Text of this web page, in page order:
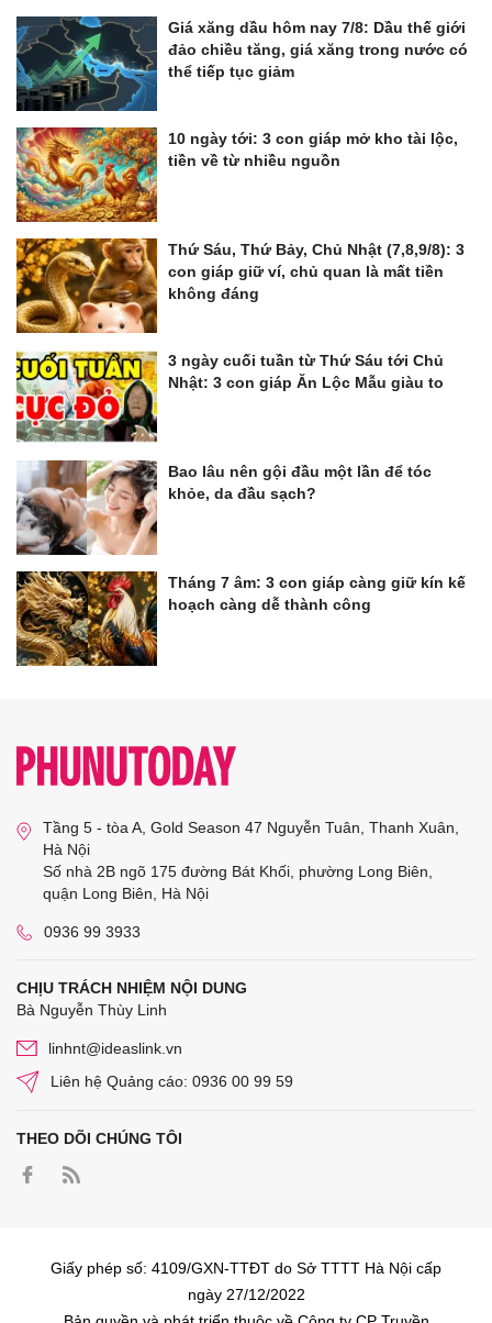
Giá xăng dầu hôm nay 7/8: Dầu thế giới
đảo chiều tăng, giá xăng trong nước có
thể tiếp tục giảm
10 ngày tới: 3 con giáp mở kho tài lộc,
tiền về từ nhiều nguồn
Thứ Sáu, Thứ Bảy, Chủ Nhật (7,8,9/8): 3
con giáp giữ ví, chủ quan là mất tiền
không đáng
3 ngày cuối tuần từ Thứ Sáu tới Chủ
Nhật: 3 con giáp Ăn Lộc Mẫu giàu to
Bao lâu nên gội đầu một lần để tóc
khỏe, da đầu sạch?
Tháng 7 âm: 3 con giáp càng giữ kín kế
hoạch càng dễ thành công
Tầng 5 - tòa A, Gold Season 47 Nguyễn Tuân, Thanh Xuân,
Hà Nội
Số nhà 2B ngõ 175 đường Bát Khối, phường Long Biên,
quận Long Biên, Hà Nội
0936 99 3933
CHỊU TRÁCH NHIỆM NỘI DUNG
Bà Nguyễn Thùy Linh
linhnt@ideaslink.vn
Liên hệ Quảng cáo: 0936 00 99 59
THEO DÕI CHÚNG TÔI
Giấy phép số: 4109/GXN-TTĐT do Sở TTTT Hà Nội cấp
ngày 27/12/2022